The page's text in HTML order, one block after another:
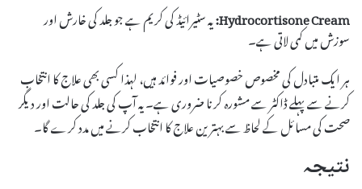
Hydrocortisone Cream:یہ سٹیرائیڈ کی کریم ہے جو جلد کی خارش اور
سوزش میں کمی لاتی ہے۔
ہر ایک متبادل کی مخصوص خصوصیات اور فوائد ہیں، لہذا کسی بھی علاج کا انتخاب
کرنے سے پہلے ڈاکٹر سے مشورہ کرنا ضروری ہے۔ یہ آپ کی جلد کی حالت اور دیگر
صحت کی مسائل کے لحاظ سے بہترین علاج کا انتخاب کرنے میں مدد کرے گا۔
نتیجہ